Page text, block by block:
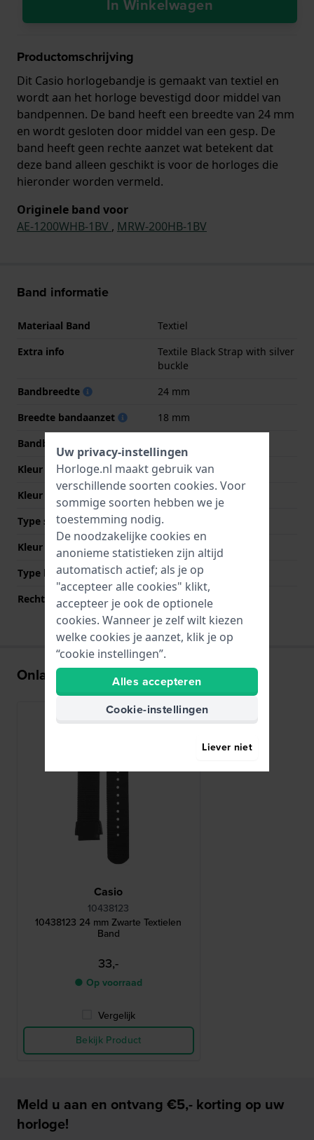
In Winkelwagen
Productomschrijving
Dit Casio horlogebandje is gemaakt van textiel en
wordt aan het horloge bevestigd door middel van
bandpennen. De band heeft een breedte van 24 mm
en wordt gesloten door middel van een gesp. De
band heeft geen rechte aanzet wat betekent dat
deze band alleen geschikt is voor de horloges die
hieronder worden vermeld.
Originele band voor
AE-1200WHB-1BV , MRW-200HB-1BV
Band informatie
Materiaal Band
Textiel
Extra info
Textile Black Strap with silver
buckle
Bandbreedte
24 mm
Breedte bandaanzet
18 mm
Bandbreedte bij sluiting
Kleur Band
Zwart
Kleur stiksel
Type sluiting
Gesp
Kleur sluiting
Zilver
Type bevestiging
Bandpennen
Rechte bandaanzet
Nee
Onlangs bekeken
Casio
10438123
10438123 24 mm Zwarte Textielen
Band
33,-
● Op voorraad
Vergelijk
Bekijk Product
Meld u aan en ontvang €5,- korting op uw
horloge!
Uw privacy-instellingen
Horloge.nl maakt gebruik van
verschillende soorten cookies. Voor
sommige soorten hebben we je
toestemming nodig.
De noodzakelijke cookies en
anonieme statistieken zijn altijd
automatisch actief; als je op
"accepteer alle cookies" klikt,
accepteer je ook de optionele
cookies. Wanneer je zelf wilt kiezen
welke cookies je aanzet, klik je op
“cookie instellingen”.
Alles accepteren
Cookie-instellingen
Liever niet